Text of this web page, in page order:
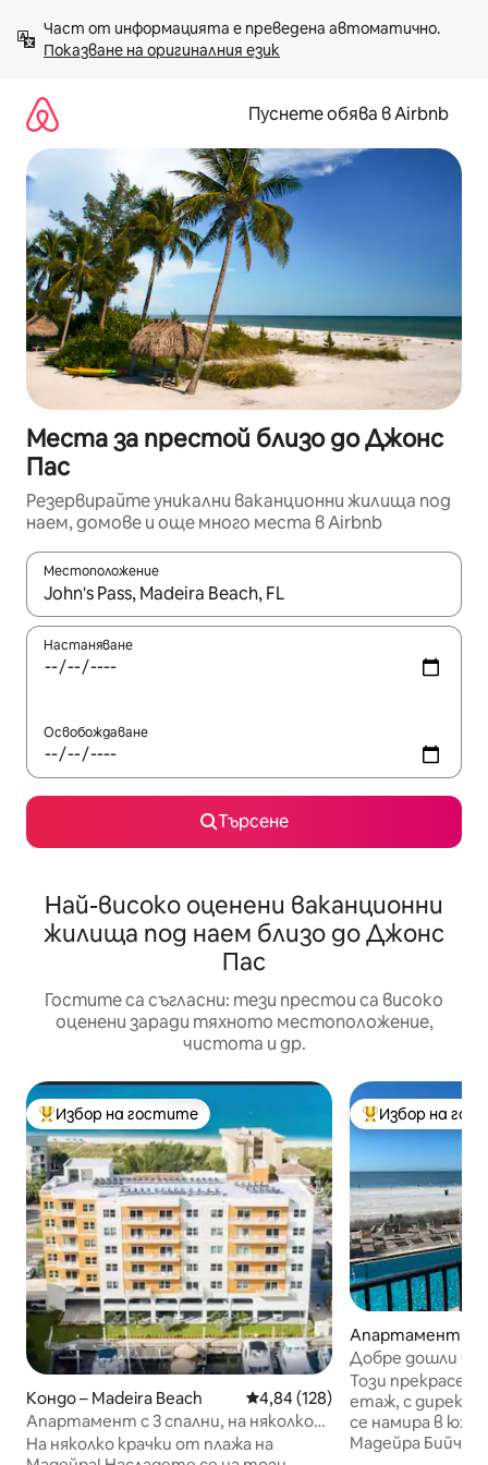
към
съдържанието
Показване на оригиналния език
Пуснете обява в Airbnb
Места за престой близо до Джонс
Пас
Резервирайте уникални ваканционни жилища под
наем, домове и още много места в Airbnb
Местоположение
Когато резултатите се покажат, използвайте
Настаняване
Освобождаване
Търсене
Най-високо оценени ваканционни
жилища под наем близо до Джонс
Пас
Гостите са съгласни: тези престои са високо
оценени заради тяхното местоположение,
чистота и др.
Най-популярен избор на гостите
Избор на гостите
Кондо – Madeira Beach Средна оценка: 4,84 от 5,
4,84 (128)
Апартамент с 3 спални, на няколко
крачки от плажа и с гледка към
На няколко крачки от плажа на
Най-популярен
Избор на
Апартамент –
ch
Добре дошли в
залива!
Този прекрасен
етаж, с
се намира в
Мадейра Бийч,